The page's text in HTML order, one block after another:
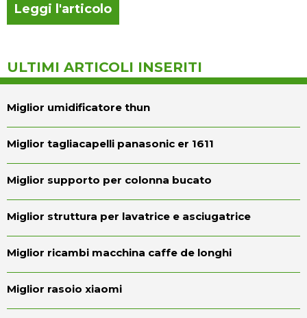
Leggi l'articolo
ULTIMI ARTICOLI INSERITI
Miglior umidificatore thun
Miglior tagliacapelli panasonic er 1611
Miglior supporto per colonna bucato
Miglior struttura per lavatrice e asciugatrice
Miglior ricambi macchina caffe de longhi
Miglior rasoio xiaomi